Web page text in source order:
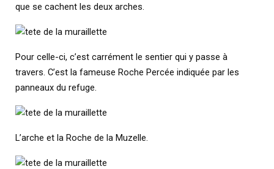
que se cachent les deux arches.
Pour celle-ci, c’est carrément le sentier qui y passe à
travers. C’est la fameuse Roche Percée indiquée par les
panneaux du refuge.
L’arche et la Roche de la Muzelle.